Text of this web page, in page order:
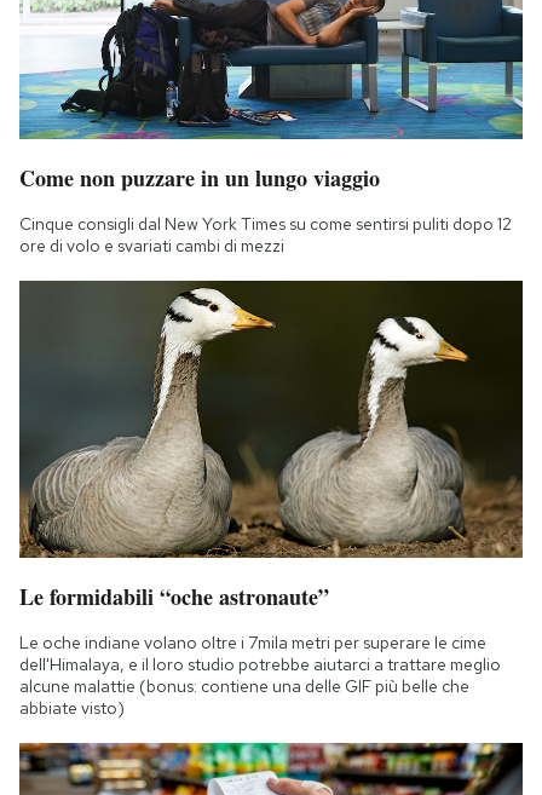
Come non puzzare in un lungo viaggio
Cinque consigli dal New York Times su come sentirsi puliti dopo 12
ore di volo e svariati cambi di mezzi
Le formidabili “oche astronaute”
Le oche indiane volano oltre i 7mila metri per superare le cime
dell'Himalaya, e il loro studio potrebbe aiutarci a trattare meglio
alcune malattie (bonus: contiene una delle GIF più belle che
abbiate visto)